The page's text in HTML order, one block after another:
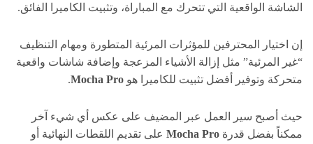
الشاشة الواقعية التي تتحرك مع المباراة، وتثبيت الكاميرا الفائق.
إن اختيار المحترفين للمؤثرات المرئية المتطورة ومهام التنظيف
“غير المرئية” مثل إزالة الأشياء المزعجة وإضافة شاشات واقعية
متحركة وتوفير أفضل تثبيت للكاميرا هو Mocha Pro
.
حيث أصبح سير العمل عبر المضيف على عكس أي شيء آخر
ممكناً بفضل قدرة Mocha Pro على تقديم اللقطات النهائية أو